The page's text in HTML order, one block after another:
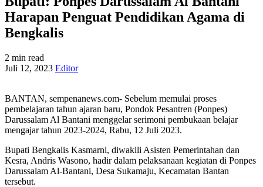
Harapan Penguat Pendidikan Agama di
Bengkalis
2 min read
Juli 12, 2023 Editor
BANTAN, sempenanews.com- Sebelum memulai proses
pembelajaran tahun ajaran baru, Pondok Pesantren (Ponpes)
Darussalam Al Bantani menggelar serimoni pembukaan belajar
mengajar tahun 2023-2024, Rabu, 12 Juli 2023.
Bupati Bengkalis Kasmarni, diwakili Asisten Pemerintahan dan
Kesra, Andris Wasono, hadir dalam pelaksanaan kegiatan di Ponpes
Darussalam Al-Bantani, Desa Sukamaju, Kecamatan Bantan
tersebut.